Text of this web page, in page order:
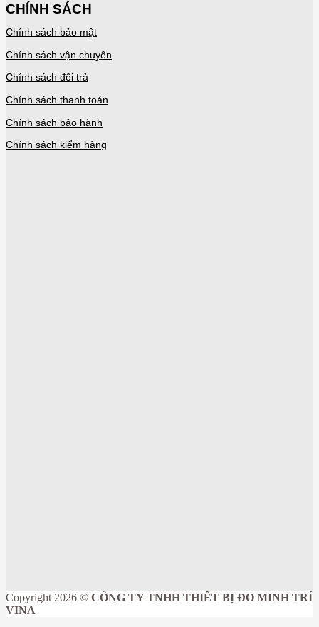
CHÍNH SÁCH
Chính sách bảo mật
Chính sách vận chuyển
Chính sách đổi trả
Chính sách thanh toán
Chính sách bảo hành
Chính sách kiểm hàng
Copyright 2026 © CÔNG TY TNHH THIẾT BỊ ĐO MINH TRÍ
VINA